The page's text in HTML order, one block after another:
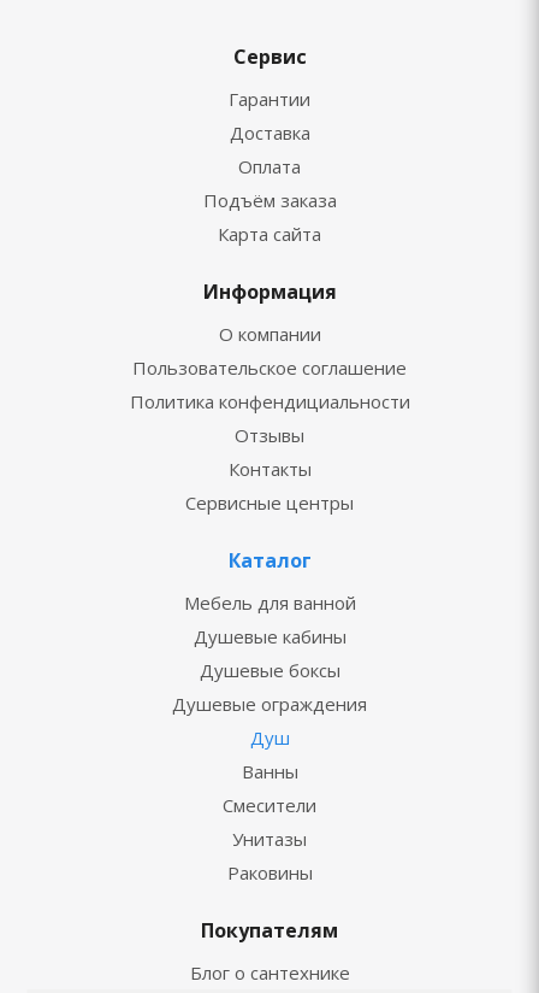
Сервис
Гарантии
Доставка
Оплата
Подъём заказа
Карта сайта
Информация
О компании
Пользовательское соглашение
Политика конфендициальности
Отзывы
Контакты
Сервисные центры
Каталог
Мебель для ванной
Душевые кабины
Душевые боксы
Душевые ограждения
Душ
Ванны
Смесители
Унитазы
Раковины
Покупателям
Блог о сантехнике